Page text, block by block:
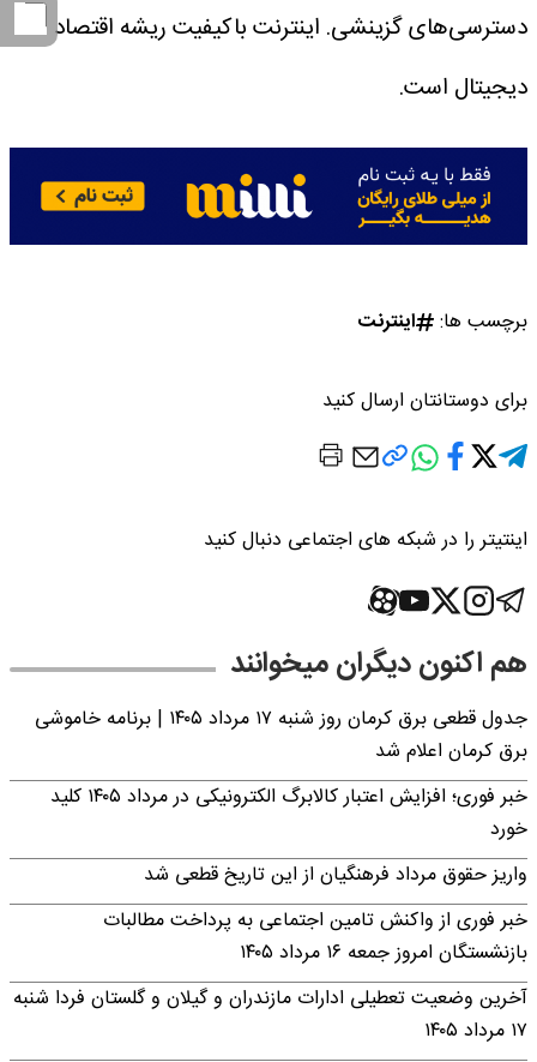
دسترسی‌های گزینشی. اینترنت باکیفیت ریشه اقتصاد
دیجیتال است.
برچسب ها: اینترنت
برای دوستانتان ارسال کنید
اینتیتر را در شبکه های اجتماعی دنبال کنید
هم اکنون دیگران میخوانند
جدول قطعی برق کرمان روز شنبه ۱۷ مرداد ۱۴۰۵ | برنامه خاموشی
برق کرمان اعلام شد
خبر فوری؛ افزایش اعتبار کالابرگ الکترونیکی در مرداد ۱۴۰۵ کلید
خورد
واریز حقوق مرداد فرهنگیان از این تاریخ قطعی شد
خبر فوری از واکنش تامین اجتماعی به پرداخت مطالبات
بازنشستگان امروز جمعه ۱۶ مرداد ۱۴۰۵
آخرین وضعیت تعطیلی ادارات مازندران و گیلان و گلستان فردا شنبه
۱۷ مرداد ۱۴۰۵